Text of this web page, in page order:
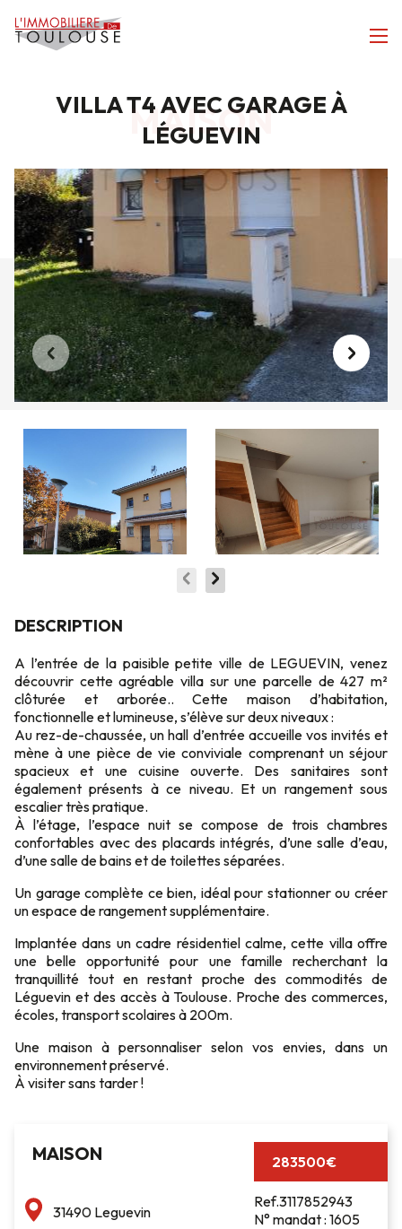
VILLA T4 AVEC GARAGE À
LÉGUEVIN
MAISON
MAISON
31490 Leguevin
283500€
Ref.3117852943
N° mandat : 1605
DESCRIPTION
A l’entrée de la paisible petite ville de LEGUEVIN, venez
découvrir cette agréable villa sur une parcelle de 427 m²
clôturée et arborée.. Cette maison d’habitation,
fonctionnelle et lumineuse, s’élève sur deux niveaux :
Au rez-de-chaussée, un hall d’entrée accueille vos invités et
mène à une pièce de vie conviviale comprenant un séjour
spacieux et une cuisine ouverte. Des sanitaires sont
également présents à ce niveau. Et un rangement sous
escalier très pratique.
À l’étage, l’espace nuit se compose de trois chambres
confortables avec des placards intégrés, d’une salle d’eau,
d’une salle de bains et de toilettes séparées.
Un garage complète ce bien, idéal pour stationner ou créer
un espace de rangement supplémentaire.
Implantée dans un cadre résidentiel calme, cette villa offre
une belle opportunité pour une famille recherchant la
tranquillité tout en restant proche des commodités de
Léguevin et des accès à Toulouse. Proche des commerces,
écoles, transport scolaires à 200m.
Une maison à personnaliser selon vos envies, dans un
environnement préservé.
À visiter sans tarder !